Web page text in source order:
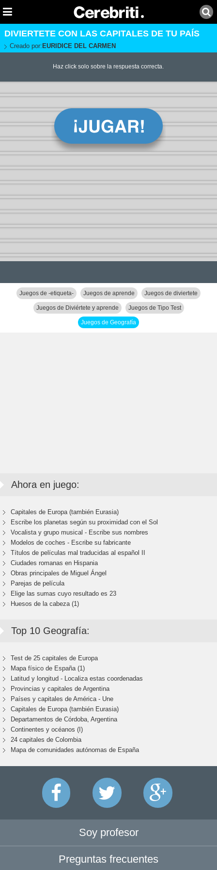
DIVIERTETE CON LAS CAPITALES DE TU PAÍS
Creado por: EURIDICE DEL CARMEN
Haz click solo sobre la respuesta correcta.
Juegos de -etiqueta- Juegos de aprende Juegos de diviertete
Juegos de Diviértete y aprende Juegos de Tipo Test
Juegos de Geografía
Ahora en juego:
Capitales de Europa (también Eurasia)
Escribe los planetas según su proximidad con el Sol
Vocalista y grupo musical - Escribe sus nombres
Modelos de coches - Escribe su fabricante
Títulos de películas mal traducidas al español II
Ciudades romanas en Hispania
Obras principales de Miguel Ángel
Parejas de película
Elige las sumas cuyo resultado es 23
Huesos de la cabeza (1)
Top 10 Geografía:
Test de 25 capitales de Europa
Mapa físico de España (1)
Latitud y longitud - Localiza estas coordenadas
Provincias y capitales de Argentina
Países y capitales de América - Une
Capitales de Europa (también Eurasia)
Departamentos de Córdoba, Argentina
Continentes y océanos (I)
24 capitales de Colombia
Mapa de comunidades autónomas de España
Soy profesor
Preguntas frecuentes